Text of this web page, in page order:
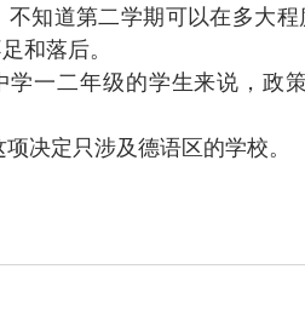
不知道第二学期可以在多大
和落后。
学一二年级的学生来说，政
项决定只涉及德语区的学校。